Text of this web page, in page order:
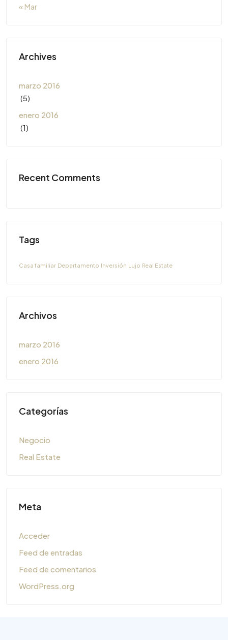
« Mar
Archives
marzo 2016
(5)
enero 2016
(1)
Recent Comments
Tags
Casa familiar Departamento Inversión Lujo Real Estate
Archivos
marzo 2016
enero 2016
Categorías
Negocio
Real Estate
Meta
Acceder
Feed de entradas
Feed de comentarios
WordPress.org